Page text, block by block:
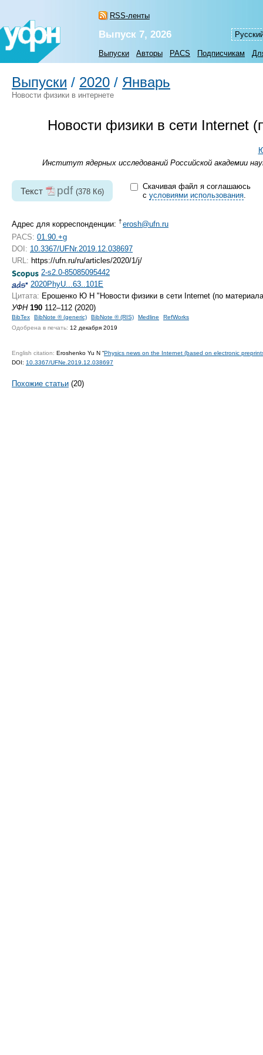
RSS-ленты
Выпуск 7, 2026
Выпуски Авторы PACS Подписчикам
Выпуски / 2020 / Январь
Новости физики в интернете
Новости физики в сети Internet
Институт ядерных исследований Российской академии
Текст pdf (378 Кб)
Скачивая файл я соглашаюсь
с условиями использования.
Адрес для корреспонденции: †erosh@ufn.ru
PACS: 01.90.+g
DOI: 10.3367/UFNr.2019.12.038697
URL: https://ufn.ru/ru/articles/2020/1/j/
2-s2.0-85085095442
2020PhyU...63..101E
Цитата: Ерошенко Ю Н "Новости физики в сети Internet (по
УФН 190 112–112 (2020)
BibTex BibNote ® (generic) BibNote ® (RIS) Medline
RefWorks
Одобрена в печать: 12 декабря 2019
English citation: Eroshenko Yu N “Physics news on the Internet (based on electronic
DOI: 10.3367/UFNe.2019.12.038697
Похожие статьи (20)